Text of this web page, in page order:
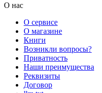
О нас
О сервисе
О магазине
Книги
Возникли вопросы?
Приватность
Наши преимущества
Реквизиты
Договор